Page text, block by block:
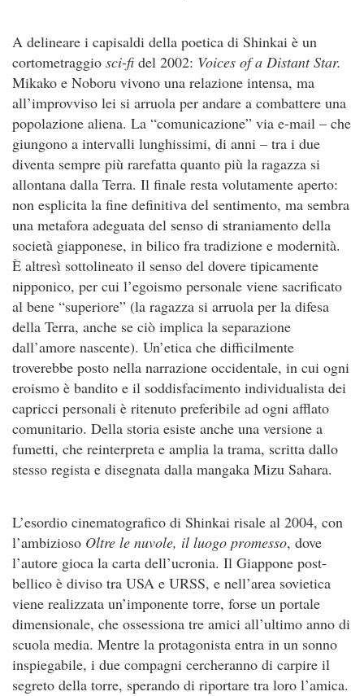
A delineare i capisaldi della poetica di Shinkai è un
cortometraggio sci-fi del 2002: Voices of a Distant Star.
Mikako e Noboru vivono una relazione intensa, ma
all’improvviso lei si arruola per andare a combattere una
popolazione aliena. La “comunicazione” via e-mail – che
giungono a intervalli lunghissimi, di anni – tra i due
diventa sempre più rarefatta quanto più la ragazza si
allontana dalla Terra. Il finale resta volutamente aperto:
non esplicita la fine definitiva del sentimento, ma sembra
una metafora adeguata del senso di straniamento della
società giapponese, in bilico fra tradizione e modernità.
È altresì sottolineato il senso del dovere tipicamente
nipponico, per cui l’egoismo personale viene sacrificato
al bene “superiore” (la ragazza si arruola per la difesa
della Terra, anche se ciò implica la separazione
dall’amore nascente). Un’etica che difficilmente
troverebbe posto nella narrazione occidentale, in cui ogni
eroismo è bandito e il soddisfacimento individualista dei
capricci personali è ritenuto preferibile ad ogni afflato
comunitario. Della storia esiste anche una versione a
fumetti, che reinterpreta e amplia la trama, scritta dallo
stesso regista e disegnata dalla mangaka Mizu Sahara.
L’esordio cinematografico di Shinkai risale al 2004, con
l’ambizioso Oltre le nuvole, il luogo promesso, dove
l’autore gioca la carta dell’ucronia. Il Giappone post-
bellico è diviso tra USA e URSS, e nell’area sovietica
viene realizzata un’imponente torre, forse un portale
dimensionale, che ossessiona tre amici all’ultimo anno di
scuola media. Mentre la protagonista entra in un sonno
inspiegabile, i due compagni cercheranno di carpire il
segreto della torre, sperando di riportare tra loro l’amica.